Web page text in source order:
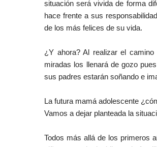
situación será vivida de forma
hace frente a sus
de los más felices de su vida.
¿Y ahora? Al realizar el
miradas los llenará de gozo
sus padres estarán soñando e
La futura mamá adolescente
Vamos a dejar planteada la
Todos más allá de los primeros